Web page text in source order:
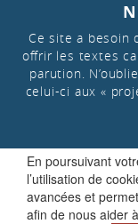
En poursuivant
l’utilisation de
avancées et
afin de nous aider
Ce site a besoin
offrir les textes
parution.
celui-ci aux «